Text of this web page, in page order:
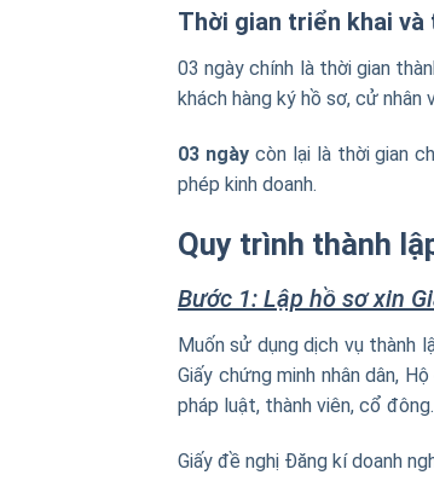
Thời gian triển khai và
03 ngày chính là thời gian
khách hàng ký hồ sơ, cử
03 ngàycòn lại là thời gian
phép kinh doanh.
Quy trình thành
Bước 1: Lập hồ sơ xin
Muốn sử dụng dịch vụ thành
Giấy chứng minh nhân dân,
pháp luật, thành viên, cổ đông.
Giấy đề nghị Đăng kí doanh